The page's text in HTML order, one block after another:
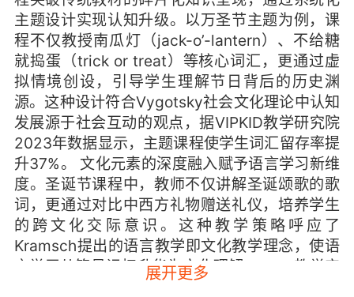
主题设计实现认知升级。以万圣节主题为例，课
程不仅教授南瓜灯（jack-o’-lantern）、不给糖
就捣蛋（trick or treat）等核心词汇，更通过虚
拟情境创设，引导学生理解节日背后的历史渊
源。这种设计符合Vygotsky社会文化理论中认知
发展源于社会互动的观点，据VIPKID教学研究院
2023年数据显示，主题课程使学生词汇留存率提
升37%。 文化元素的深度融入赋予语言学习新维
度。圣诞节课程中，教师不仅讲解圣诞颂歌的歌
词，更通过对比中西方礼物赠送礼仪，培养学生
的跨文化交际意识。这种教学策略呼应了
Kramsch提出的语言教学即文化教学理念，使语
言学习从符号记忆升华为文化理解。 二、教学实
践：技术赋能的沉浸式体验 VIPKID自主研发的
展开更多